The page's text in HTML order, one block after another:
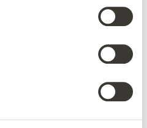
Lätt kommersiell